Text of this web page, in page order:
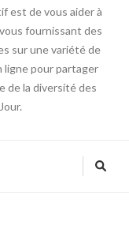
est de vous aider à
fournissant des
sur une variété de
ligne pour partager
de la diversité des